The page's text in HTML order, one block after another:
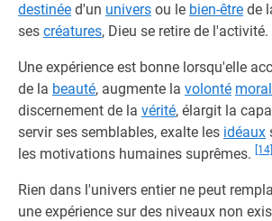
destinée d'un univers ou le bien-être de
ses créatures, Dieu se retire de l'activité.
Une expérience est bonne lorsqu'elle
de la beauté, augmente la volonté
discernement de la vérité, élargit la
servir ses semblables, exalte les idéaux
les motivations humaines suprêmes.
[14]
Rien dans l'univers entier ne peut
une expérience sur des niveaux non